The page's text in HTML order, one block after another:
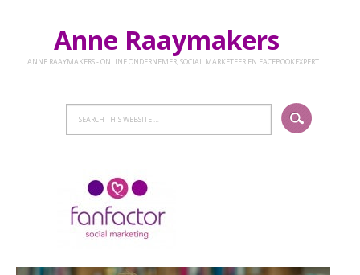
Anne Raaymakers
ANNE RAAYMAKERS - ONLINE ONDERNEMER, SOCIAL MARKETEER EN FACEBOOKEXPERT